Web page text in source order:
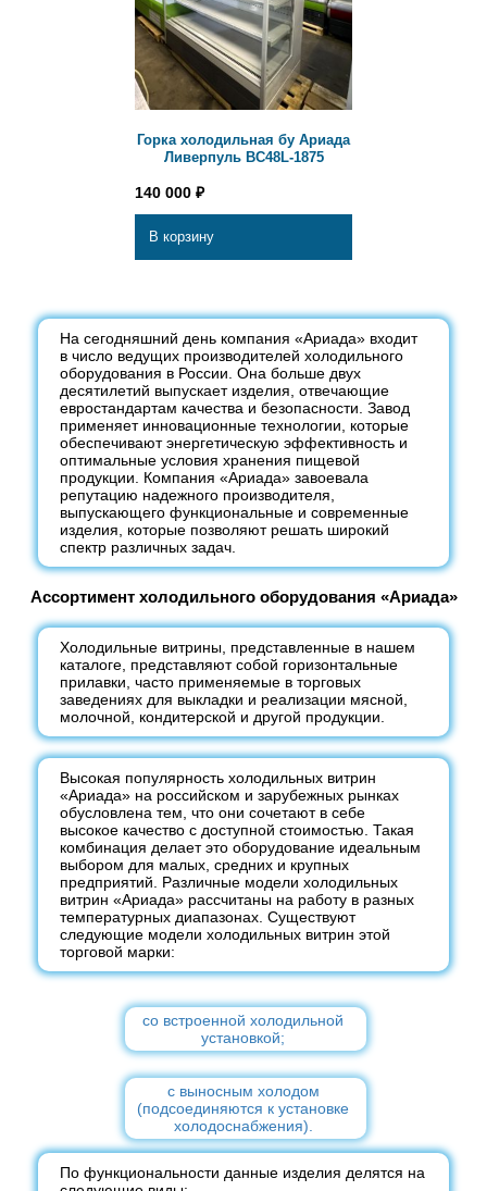
Горка холодильная бу Ариада
Ливерпуль ВС48L-1875
140 000 ₽
В корзину
На сегодняшний день компания «Ариада» входит
в число ведущих производителей холодильного
оборудования в России. Она больше двух
десятилетий выпускает изделия, отвечающие
евростандартам качества и безопасности. Завод
применяет инновационные технологии, которые
обеспечивают энергетическую эффективность и
оптимальные условия хранения пищевой
продукции. Компания «Ариада» завоевала
репутацию надежного производителя,
выпускающего функциональные и современные
изделия, которые позволяют решать широкий
спектр различных задач.
Ассортимент холодильного оборудования «Ариада»
Холодильные витрины, представленные в нашем
каталоге, представляют собой горизонтальные
прилавки, часто применяемые в торговых
заведениях для выкладки и реализации мясной,
молочной, кондитерской и другой продукции.
Высокая популярность холодильных витрин
«Ариада» на российском и зарубежных рынках
обусловлена тем, что они сочетают в себе
высокое качество с доступной стоимостью. Такая
комбинация делает это оборудование идеальным
выбором для малых, средних и крупных
предприятий. Различные модели холодильных
витрин «Ариада» рассчитаны на работу в разных
температурных диапазонах. Существуют
следующие модели холодильных витрин этой
торговой марки:
со встроенной холодильной
установкой;
с выносным холодом
(подсоединяются к установке
холодоснабжения).
По функциональности данные изделия делятся на